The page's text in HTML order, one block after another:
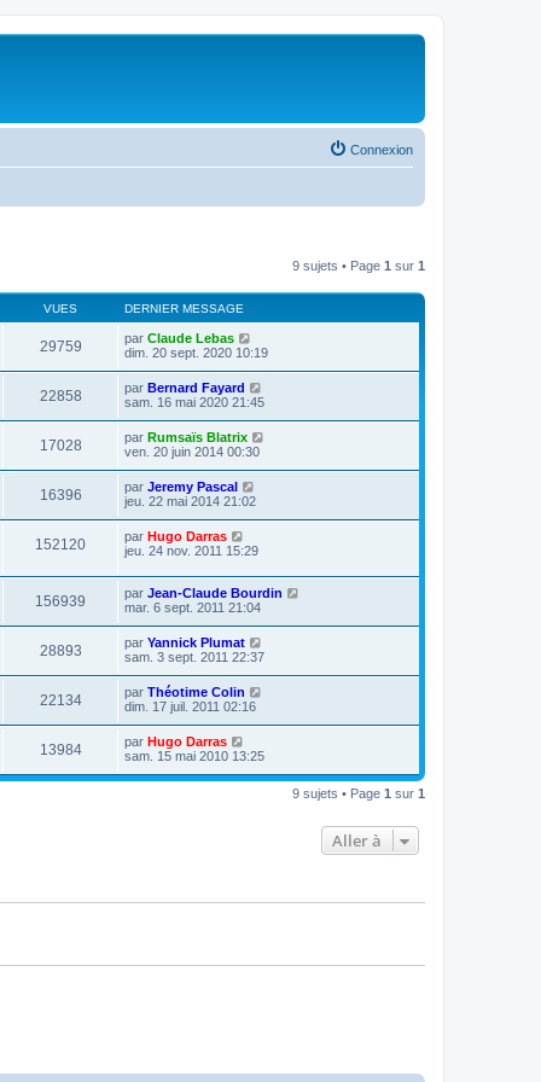
Connexion
9 sujets • Page 1 sur 1
VUES DERNIER MESSAGE
29759 par Claude Lebas
dim. 20 sept. 2020 10:19
22858 par Bernard Fayard
sam. 16 mai 2020 21:45
17028 par Rumsaïs Blatrix
ven. 20 juin 2014 00:30
16396 par Jeremy Pascal
jeu. 22 mai 2014 21:02
152120 par Hugo Darras
jeu. 24 nov. 2011 15:29
156939 par Jean-Claude Bourdin
mar. 6 sept. 2011 21:04
28893 par Yannick Plumat
sam. 3 sept. 2011 22:37
22134 par Théotime Colin
dim. 17 juil. 2011 02:16
13984 par Hugo Darras
sam. 15 mai 2010 13:25
9 sujets • Page 1 sur 1
Aller à